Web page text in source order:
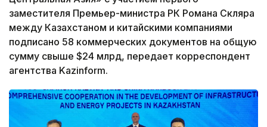
заместителя Премьер-министра РК Романа Скляра
между Казахстаном и китайскими компаниями
подписано 58 коммерческих документов на общую
сумму свыше $24 млрд, передает корреспондент
агентства Kazinform.